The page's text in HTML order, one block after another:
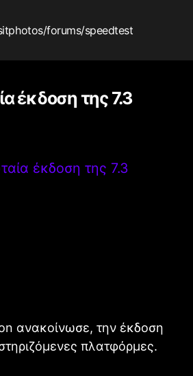
/forums/speedtest
έκδοση της 7.3
έκδοση της 7.3
ανακοίνωσε, την έκδοση
πλατφόρμες.